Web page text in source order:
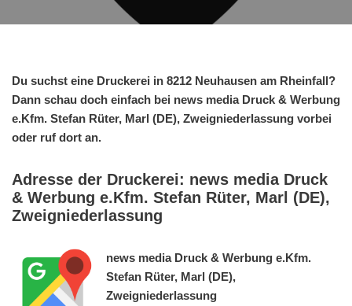
Du suchst eine Druckerei in 8212 Neuhausen am Rheinfall?
Dann schau doch einfach bei news media Druck & Werbung
e.Kfm. Stefan Rüter, Marl (DE), Zweigniederlassung vorbei
oder ruf dort an.
Adresse der Druckerei: news media Druck
& Werbung e.Kfm. Stefan Rüter, Marl (DE),
Zweigniederlassung
news media Druck & Werbung e.Kfm.
Stefan Rüter, Marl (DE),
Zweigniederlassung